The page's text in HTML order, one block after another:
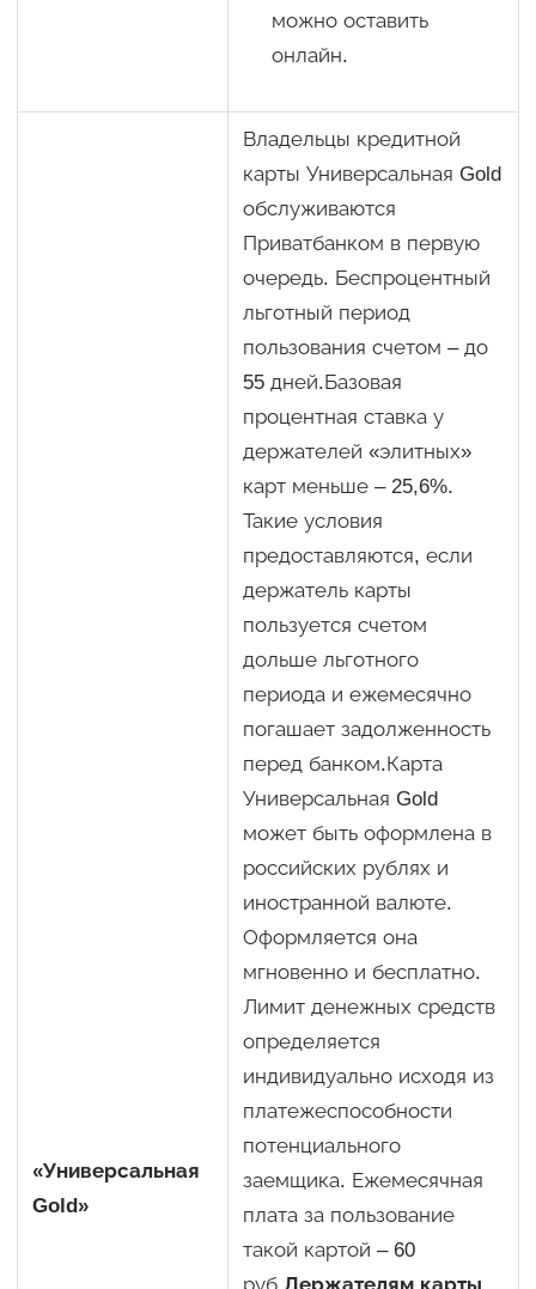
можно оставить
онлайн.
«Универсальная
Gold»
Владельцы кредитной
карты Универсальная Gold
обслуживаются
Приватбанком в первую
очередь. Беспроцентный
льготный период
пользования счетом – до
55 дней.Базовая
процентная ставка у
держателей «элитных»
карт меньше – 25,6%.
Такие условия
предоставляются, если
держатель карты
пользуется счетом
дольше льготного
периода и ежемесячно
погашает задолженность
перед банком.Карта
Универсальная Gold
может быть оформлена в
российских рублях и
иностранной валюте.
Оформляется она
мгновенно и бесплатно.
Лимит денежных средств
определяется
индивидуально исходя из
платежеспособности
потенциального
заемщика. Ежемесячная
плата за пользование
такой картой – 60